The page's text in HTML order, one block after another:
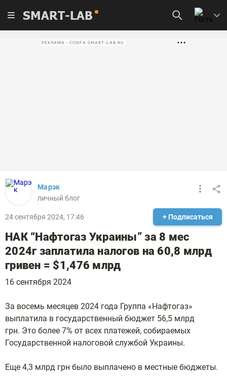
SMART-LAB
РЕКЛАМА • CONFA.SMART-LAB.RU
Марэк
личный блог
24 сентября 2024, 17:46 + Подписаться
НАК “Нафтогаз Украины” за 8 мес
2024г заплатила налогов на 60,8 млрд
гривен = $1,476 млрд
16 сентября 2024
За восемь месяцев 2024 года Группа «Нафтогаз»
выплатила в государственный бюджет 56,5 млрд
грн. Это более 7% от всех платежей, собираемых
Государственной налоговой службой Украины.
Еще 4,3 млрд грн было выплачено в местные бюджеты.